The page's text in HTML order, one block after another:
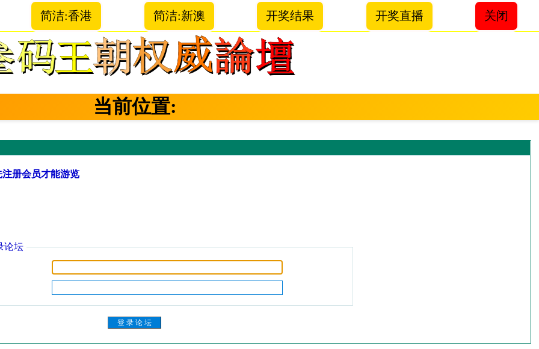
简洁:香港 简洁:新澳 开奖结果 开奖直播 关闭
当前位置:
册会员才能游览
论坛